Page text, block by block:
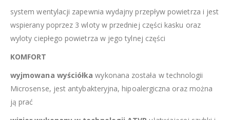
system wentylacji zapewnia wydajny przepływ powietrza i jest
wspierany poprzez 3 wloty w przedniej części kasku oraz
wyloty ciepłego powietrza w jego tylnej części
KOMFORT
wyjmowana wyściółka wykonana została w technologii
Microsense, jest antybakteryjna, hipoalergiczna oraz można
ją prać